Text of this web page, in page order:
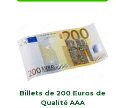
Les
options
peuvent
être
choisies
laBillets de 200 Euros de
Qualité AAA